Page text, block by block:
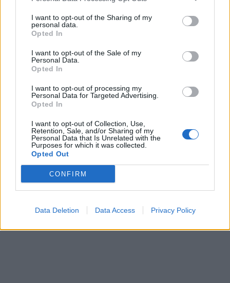
I want to opt-out of the Sharing of my
personal data.
Opted In
I want to opt-out of the Sale of my
Personal Data.
Opted In
I want to opt-out of processing my
Personal Data for Targeted Advertising.
Opted In
I want to opt-out of Collection, Use,
Retention, Sale, and/or Sharing of my
Personal Data that Is Unrelated with the
Purposes for which it was collected.
Opted Out
CONFIRM
Data Deletion Data Access Privacy Policy
assicurato che il marchio Ferragni potrebbe
avere prossimi sbocchi internazionali nel
make-up, nella pelletteria e nella gioielleria.
Ma le assemblee incombono e Ferragni e
Barletta sembrano non preoccuparsene visto
che avrebbero comunque i numeri per
approvare sia ricapitalizzazione che bilancio.